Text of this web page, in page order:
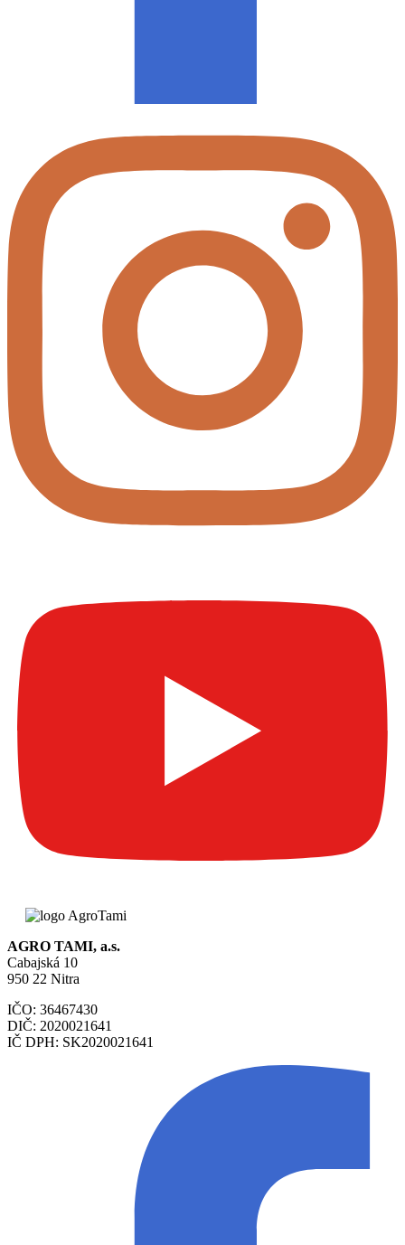
AGRO TAMI, a.s.
Cabajská 10
950 22 Nitra
IČO: 36467430
DIČ: 2020021641
IČ DPH: SK2020021641